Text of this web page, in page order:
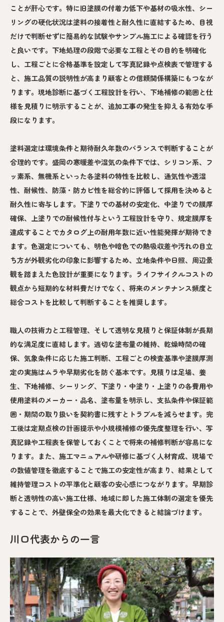
ことが肝心です。特に旧塗膜の付着力低下や基材の吸水性、シー
リングの硬化状況は塗料の接着性と耐久性に直結するため、目視
だけで判断せずに簡易的な試験やサンプル施工による確認を行う
と良いです。下地処理の段階で必要な工程とその目的を明確化
し、工程ごとに合格基準を設定して写真記録や点検表で管理する
と、施工品質の説明性が高まり顧客との信頼関係構築にもつなが
ります。現地診断に基づく工程設計を行い、下地補修の範囲と仕
様を見積りに明示することが、追加工事の発生を抑える有効な手
段になります。
塗料選定は環境条件と期待耐久年数のバランスで判断することが
合理的です。盛岡の寒暖差や湿気の条件下では、シリコン系、フ
ッ素系、無機系といった各塗料の特性を比較し、通気性や透湿
性、耐候性、防藻・防カビ性を総合的に評価して採用を決めると
耐久性に寄与します。下塗りでの基材の安定化、中塗りでの膜厚
確保、上塗りでの耐候性付与という工程設計を守り、規定膜厚を
達成することでカタログ上の耐用年数に近い性能発揮が期待でき
ます。色選定についても、明色や暗色での熱吸収差や汚れの目立
ち方が外観劣化の印象に影響するため、立地条件や日照、周辺景
観を踏まえた色設計が重要になります。ライフサイクルコストの
観点から短期的な材料費だけでなく、将来のメンテナンス頻度と
総合コストを比較して判断することを推奨します。
職人の技術力と工程管理、そして透明な見積りと保証体制が長期
的な満足度に直結します。適切な塗布量の維持、乾燥時間の確
保、気象条件に応じた施工判断、工程ごとの検査基準や塗膜厚測
定の実施はムラや早期劣化を防ぐ基本です。見積りは足場、養
生、下地補修、シーリング、下塗り・中塗り・上塗りの各費用や
使用塗料のメーカー・品名、塗布量を明示し、支払条件や保証範
囲・期間の取り扱いを契約書に残すとトラブルを減らせます。完
工後は定期点検の計画提示や小規模補修の優先度整理を行い、写
真記録や工程表を保管しておくことで将来の補修判断が容易にな
ります。また、施工マニュアルや研修に基づく人材育成、現場で
の数値管理を徹底することで施工の安定性が高まり、結果として
維持管理コストの平準化と顧客の安心感につながります。早期診
断と透明性の高い施工仕様、地域に即した施工体制の選定を優先
することで、外壁保全の効果を最大化できると結論づけます。
川口代表からの一言